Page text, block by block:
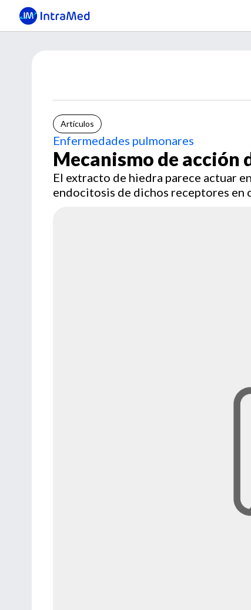
Artículos
Enfermedades pulmonares
Mecanismo de acción
El extracto de hiedra parece actuar
endocitosis de dichos receptores en